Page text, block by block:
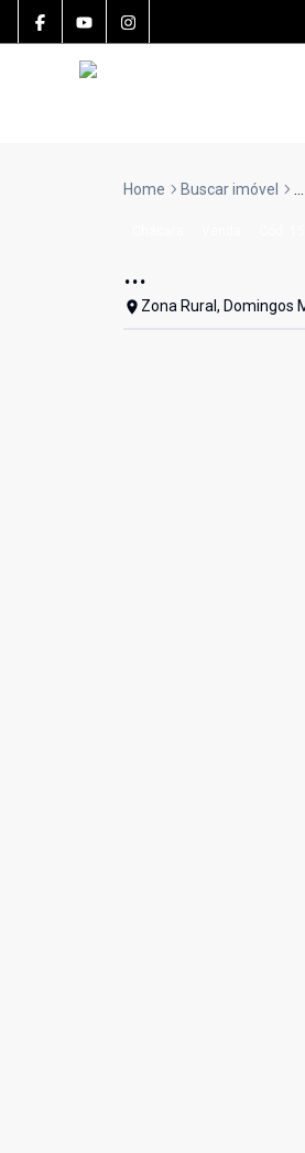
Home Buscar imóvel ...
...
Zona Rural, Domingos